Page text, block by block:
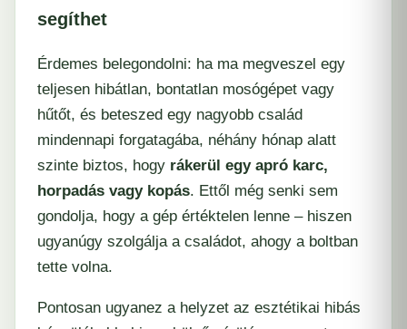
segíthet
Érdemes belegondolni: ha ma megveszel egy
teljesen hibátlan, bontatlan mosógépet vagy
hűtőt, és beteszed egy nagyobb család
mindennapi forgatagába, néhány hónap alatt
szinte biztos, hogy rákerül egy apró karc,
horpadás vagy kopás. Ettől még senki sem
gondolja, hogy a gép értéktelen lenne – hiszen
ugyanúgy szolgálja a családot, ahogy a boltban
tette volna.
Pontosan ugyanez a helyzet az esztétikai hibás